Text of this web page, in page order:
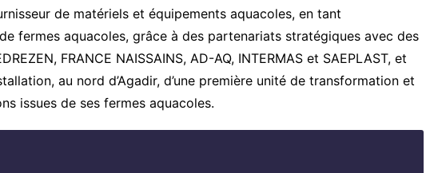
de matériels et équipements aquacoles, en tant
fermes aquacoles, grâce à des partenariats stratégiques avec des
FRANCE NAISSAINS, AD-AQ, INTERMAS et SAEPLAST, et
au nord d’Agadir, d’une première unité de transformation et
issues de ses fermes aquacoles.